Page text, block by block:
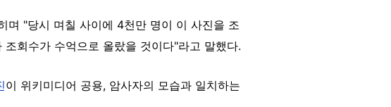
며 "당시 며칠 사이에 4천만 명이 이 사진을 조
회수가 수억으로 올랐을 것이다"라고 말했다.
이 위키미디어 공용, 암사자의 모습과 일치하는